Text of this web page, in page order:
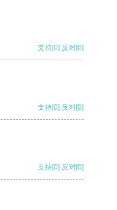
支持[0] 反对[0]
支持[0] 反对[0]
支持[0] 反对[0]